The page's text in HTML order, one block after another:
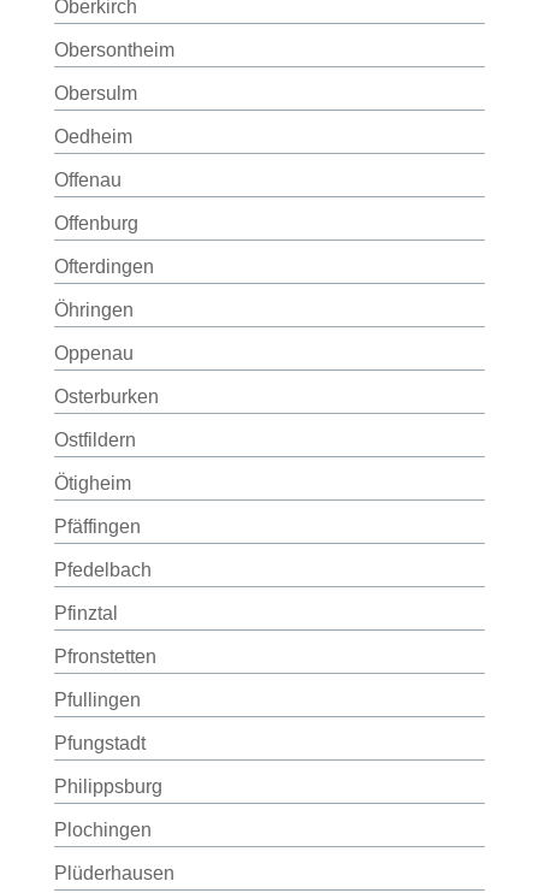
Oberkirch
Obersontheim
Obersulm
Oedheim
Offenau
Offenburg
Ofterdingen
Öhringen
Oppenau
Osterburken
Ostfildern
Ötigheim
Pfäffingen
Pfedelbach
Pfinztal
Pfronstetten
Pfullingen
Pfungstadt
Philippsburg
Plochingen
Plüderhausen